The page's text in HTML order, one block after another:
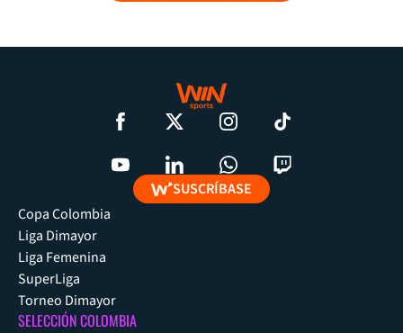
SUSCRÍBASE
Copa Colombia
Liga Dimayor
Liga Femenina
SuperLiga
Torneo Dimayor
SELECCIÓN COLOMBIA